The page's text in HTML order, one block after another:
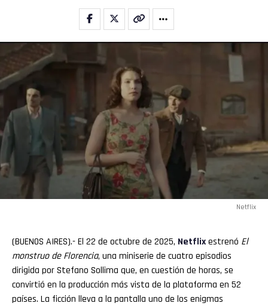
Netflix
(BUENOS AIRES).- El 22 de octubre de 2025, Netflixestrenó El
monstruo de Florencia, una miniserie de cuatro episodios
dirigida por Stefano Sollima que, en cuestión de horas, se
convirtió en la producción más vista de la plataforma en 52
países. La ficción lleva a la pantalla uno de los enigmas